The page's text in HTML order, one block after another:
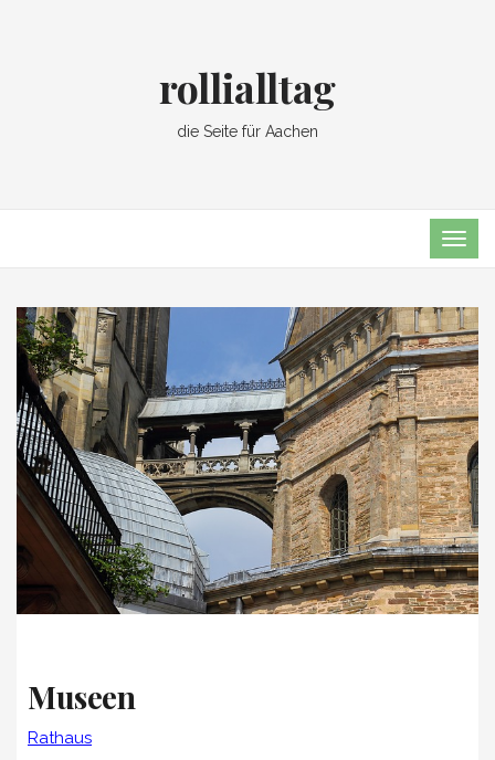
rollialltag
die Seite für Aachen
Museen
Rathaus